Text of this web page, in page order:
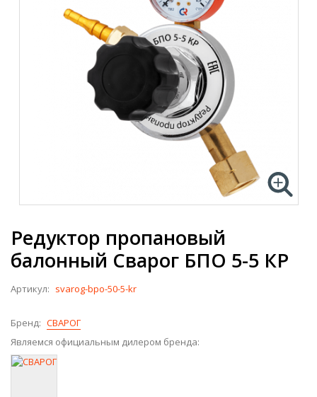
Редуктор пропановый
балонный Сварог БПО 5-5 КР
Артикул: svarog-bpo-50-5-kr
Бренд: СВАРОГ
Являемся официальным дилером бренда: